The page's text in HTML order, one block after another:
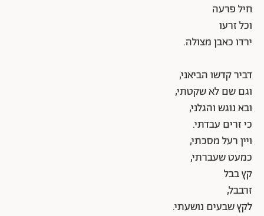
חיל פרעה
וכל זרעו
ירדו כאבן מצולה.
דביר קדשו הביאני,
וגם שם לא שקטתי,
ובא נוגש והגלני,
כי זרים עבדתי.
ויין רעל מסכתי,
כמעט שעברתי,
קץ בבל
זרבבל,
לקץ שבעים נושעתי.